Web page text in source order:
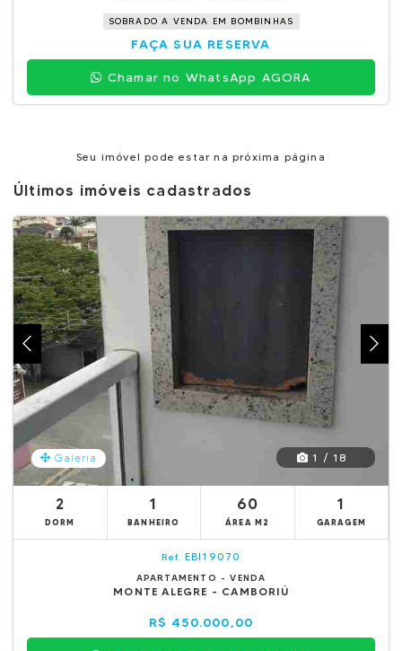
SOBRADO A VENDA EM BOMBINHAS
FAÇA SUA RESERVA
Chamar no WhatsApp AGORA
Seu imóvel pode estar na próxima página
Últimos imóveis cadastrados
Galeria 1 / 18
2
DORM
1
BANHEIRO
60
ÁREA M2
1
GARAGEM
Ref. EBI19070
APARTAMENTO - VENDA
MONTE ALEGRE - CAMBORIÚ
R$ 450.000,00